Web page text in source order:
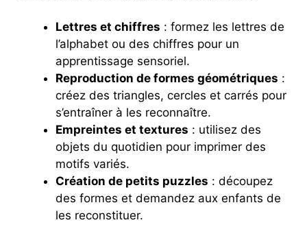
Lettres et chiffres : formez les lettres de
l’alphabet ou des chiffres pour un
apprentissage sensoriel.
Reproduction de formes géométriques :
créez des triangles, cercles et carrés pour
s’entraîner à les reconnaître.
Empreintes et textures : utilisez des
objets du quotidien pour imprimer des
motifs variés.
Création de petits puzzles : découpez
des formes et demandez aux enfants de
les reconstituer.